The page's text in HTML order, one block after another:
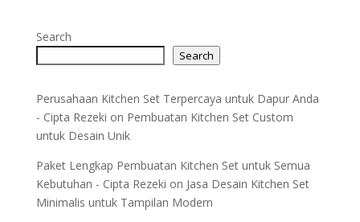
Search
Search
Perusahaan Kitchen Set Terpercaya untuk Dapur Anda
- Cipta Rezeki on Pembuatan Kitchen Set Custom
untuk Desain Unik
Paket Lengkap Pembuatan Kitchen Set untuk Semua
Kebutuhan - Cipta Rezeki on Jasa Desain Kitchen Set
Minimalis untuk Tampilan Modern